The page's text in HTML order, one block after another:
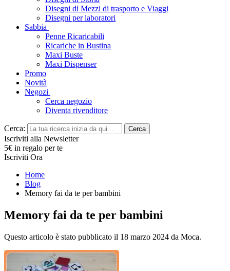
Disegni di Mezzi di trasporto e Viaggi
Disegni per laboratori
Sabbia
Penne Ricaricabili
Ricariche in Bustina
Maxi Buste
Maxi Dispenser
Promo
Novità
Negozi
Cerca negozio
Diventa rivenditore
Cerca: Cerca
Iscriviti alla Newsletter
5€ in regalo per te
Iscriviti Ora
Home
Blog
Memory fai da te per bambini
Memory fai da te per bambini
Questo articolo è stato pubblicato il 18 marzo 2024 da Moca.